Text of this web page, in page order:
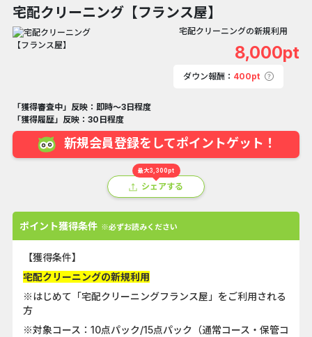
宅配クリーニング【フランス屋】
宅配クリーニングの新規利用
8,000pt
ダウン報酬： 400pt
「獲得審査中」反映：即時～3日程度
「獲得履歴」反映：30日程度
新規会員登録をしてポイントゲット！
最大3,300pt
シェアする
ポイント獲得条件 ※必ずお読みください
【獲得条件】
宅配クリーニングの新規利用
※はじめて「宅配クリーニングフランス屋」をご利用される
方
※対象コース：10点パック/15点パック（通常コース・保管コ